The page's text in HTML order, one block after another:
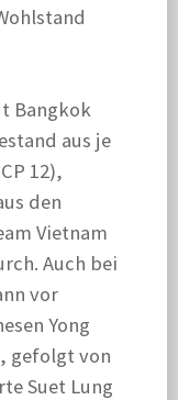
Bangkok
aus je
12),
den
Vietnam
Auch bei
vor
Yong
gefolgt von
Suet Lung